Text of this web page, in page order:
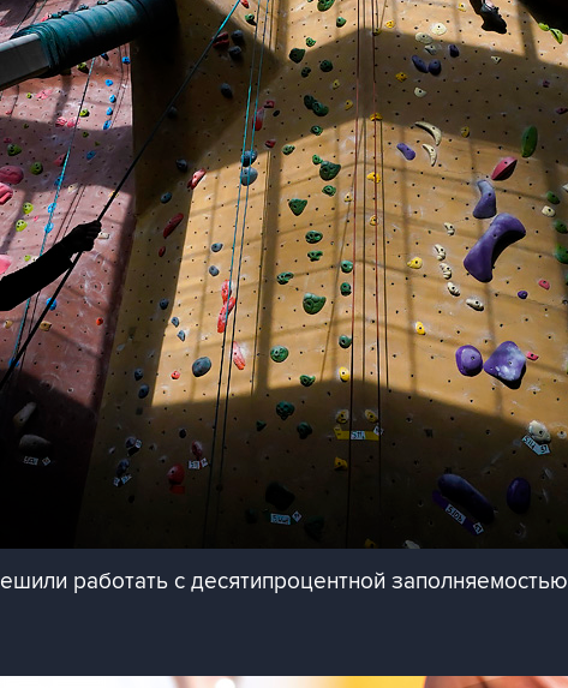
работать с десятипроцентной заполняемостью